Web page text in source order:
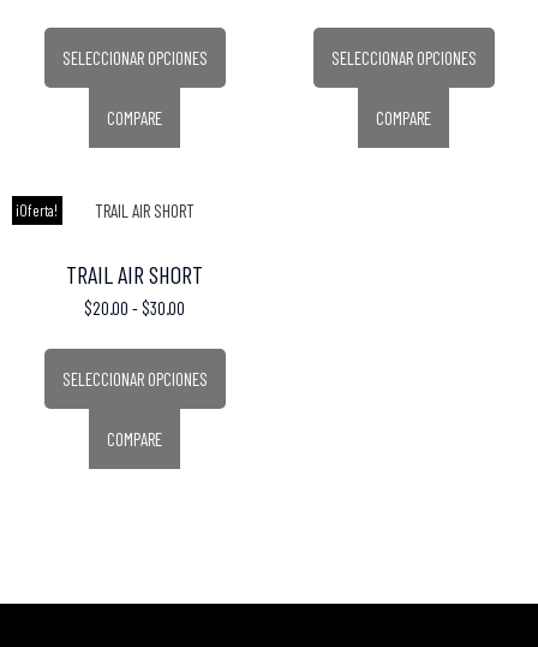
SELECCIONAR OPCIONES
COMPARE
SELECCIONAR OPCIONES
COMPARE
¡Oferta!
TRAIL AIR SHORT
$20.00 - $30.00
SELECCIONAR OPCIONES
COMPARE